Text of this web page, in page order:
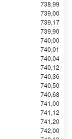
738,99
739,00
739,17
739,90
740,00
740,01
740,04
740,12
740,36
740,50
740,68
741,00
741,12
741,20
742,00